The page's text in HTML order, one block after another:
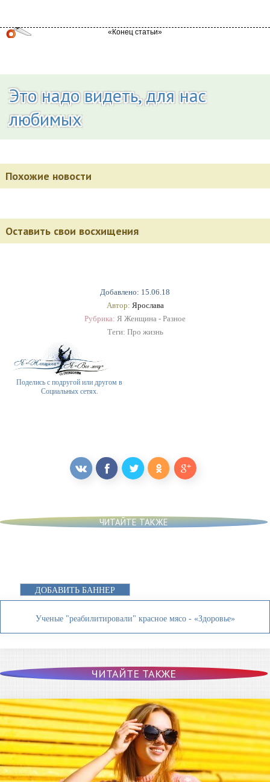
Добавлено: 15.06.18
Автор: Ярослава
Рубрика: Я Женщина - Разное
Теги: Про жизнь
Поделись с подругой или другом в
Социальных сетях.
Это надо видеть, для нас
любимых
Похожие новости
Оставить свои восхищения
ЧИТАЙТЕ ТАКЖЕ
ДОБАВИТЬ БАННЕР
Ученые "реабилитировали" красное мясо - «Здоровье»
ЧИТАЙТЕ ТАКЖЕ